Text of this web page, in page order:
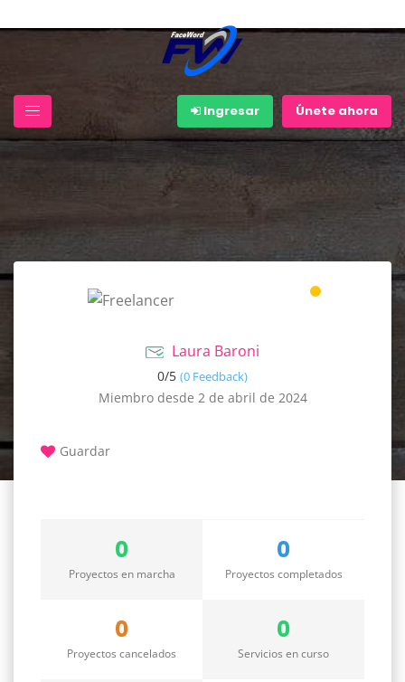
Ingresar Únete ahora
Laura Baroni
0/5 (0 Feedback)
Miembro desde 2 de abril de 2024
Guardar
0
Proyectos en marcha
0
Proyectos completados
0
Proyectos cancelados
0
Servicios en curso